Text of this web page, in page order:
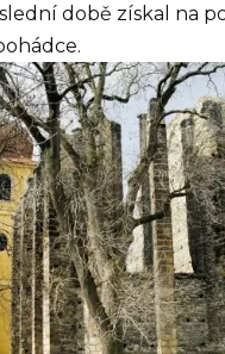
době získal na